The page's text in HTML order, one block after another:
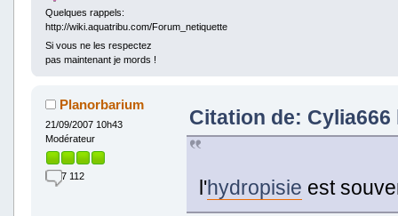
Quelques rappels:
http://wiki.aquatribu.com/Forum_netiquette
Si vous ne les respectez
pas maintenant je mords !
Planorbarium
21/09/2007 10h43
Modérateur
7 112
Citation de: Cylia666
l'hydropisie est